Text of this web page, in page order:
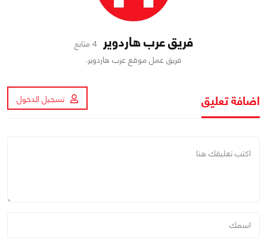
فريق عرب هاردوير 4 متابع
فريق عمل موقع عرب هاردوير.
اضافة تعليق تسجيل الدخول